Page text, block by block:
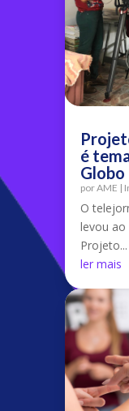
é
Globo
porAME |
O
levou
Projeto...
ler mais